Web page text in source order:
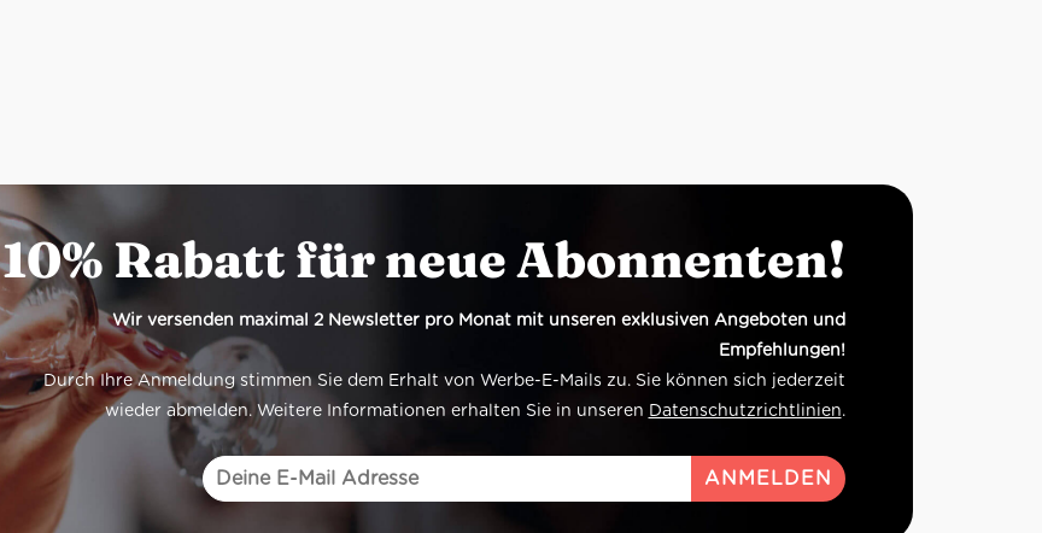
10% Rabatt für neue Abonnenten!
Wir versenden maximal 2 Newsletter pro Monat mit unseren exklusiven Angeboten und
Empfehlungen!
Durch Ihre Anmeldung stimmen Sie dem Erhalt von Werbe-E-Mails zu. Sie können sich jederzeit
wieder abmelden. Weitere Informationen erhalten Sie in unseren Datenschutzrichtlinien.